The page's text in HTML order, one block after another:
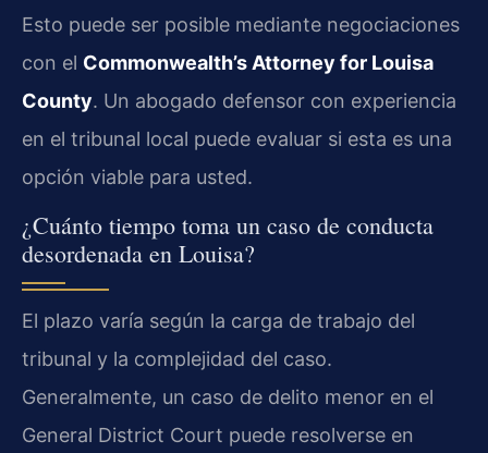
Esto puede ser posible mediante negociaciones
con el Commonwealth’s Attorney for Louisa
County. Un abogado defensor con experiencia
en el tribunal local puede evaluar si esta es una
opción viable para usted.
¿Cuánto tiempo toma un caso de conducta
desordenada en Louisa?
El plazo varía según la carga de trabajo del
tribunal y la complejidad del caso.
Generalmente, un caso de delito menor en el
General District Court puede resolverse en